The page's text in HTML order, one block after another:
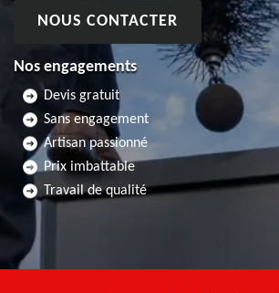
NOUS CONTACTER
Nos engagements
Devis gratuit
Sans engagement
Artisan passionné
Prix imbattable
Travail de qualité